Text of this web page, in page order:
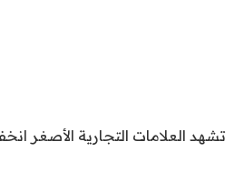
تشهد العلامات التجارية الأصغر